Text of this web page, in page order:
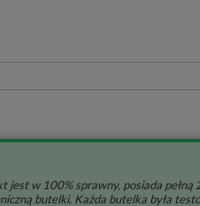
jest w 100% sprawny, posiada pełną
butelki. Każda butelka była